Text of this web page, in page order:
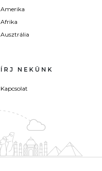
Amerika
Afrika
Ausztrália
ÍRJ NEKÜNK
Kapcsolat